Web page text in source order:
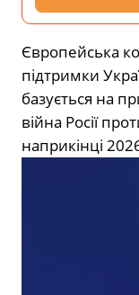
Європейська
підтримки
базується на
війна Росії
наприкінці